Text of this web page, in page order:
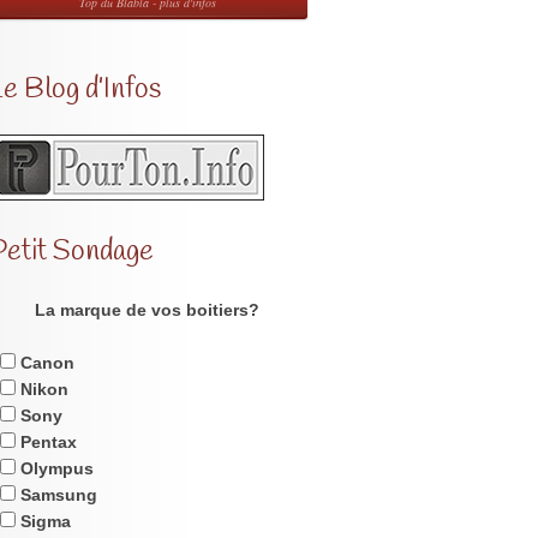
Blog d’Infos
Sondage
La marque de vos boitiers?
Canon
Nikon
Sony
Pentax
Olympus
Samsung
Sigma